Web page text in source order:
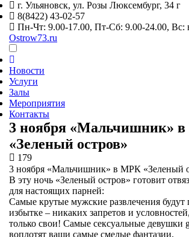
г. Ульяновск, ул. Розы Люксембург, 34 г
8(8422) 43-02-57
Пн-Чт: 9.00-17.00, Пт-Сб: 9.00-24.00, Вс:
Ostrow73.ru
Новости
Услуги
Залы
Мероприятия
Контакты
3 ноября «Мальчишник»
«Зеленый остров»
179
3 ноября «Мальчишник» в МРК «Зеленый
В эту ночь «Зеленый остров» готовит
для настоящих парней:
Самые крутые мужские развлечения будут
избытке – никаких запретов и
только свои! Самые сексуальные девушки
воплотят ваши самые смелые фантазии.